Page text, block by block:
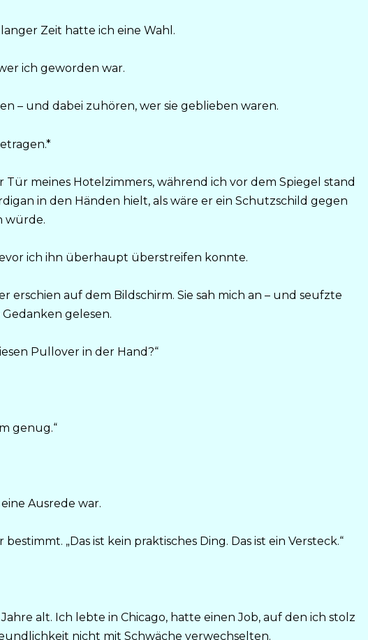
Zeit hatte ich eine Wahl.
ich geworden war.
– und dabei zuhören, wer sie geblieben waren.
Tür meines Hotelzimmers, während ich vor dem Spiegel stand
in den Händen hielt, als wäre er ein Schutzschild gegen
würde.
ich ihn überhaupt überstreifen konnte.
erschien auf dem Bildschirm. Sie sah mich an – und seufzte
gelesen.
Pullover in der Hand?“
genug.“
Ausrede war.
bestimmt. „Das ist kein praktisches Ding. Das ist ein Versteck.“
alt. Ich lebte in Chicago, hatte einen Job, auf den ich stolz
nicht mit Schwäche verwechselten.